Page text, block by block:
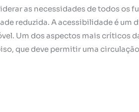
as necessidades de todos os
reduzida. A acessibilidade é um
Um dos aspectos mais críticos
que deve permitir uma circulação